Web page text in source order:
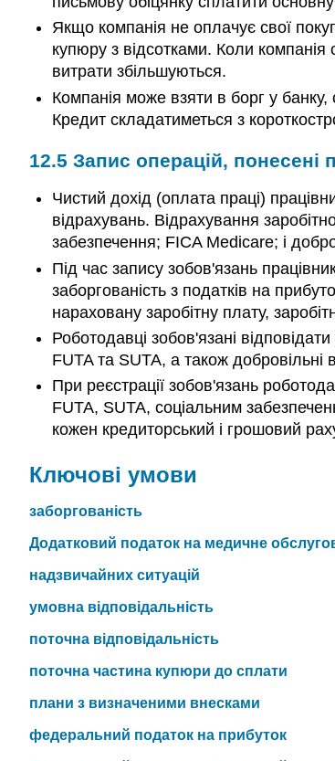
Якщо компанія не оплачує свої
купюру з відсотками. Коли компанія
витрати збільшуються.
Компанія може взяти в борг у банку,
Кредит складатиметься з
12.5 Запис операцій, понесені
Чистий дохід (оплата праці)
відрахувань. Відрахування
забезпечення; FICA Medicare; і
Під час запису зобов'язань
заборгованість з податків на
нараховану заробітну плату,
Роботодавці зобов'язані
FUTA та SUTA, а також
При реєстрації зобов'язань
FUTA, SUTA, соціальним
кожен кредиторський і грошовий
Ключові умови
заборгованість
Додатковий податок на медичне
надзвичайних ситуацій
умовна відповідальність
поточна відповідальність
поточна частина купюри до сплати
плани з визначеними внесками
федеральний податок на прибуток